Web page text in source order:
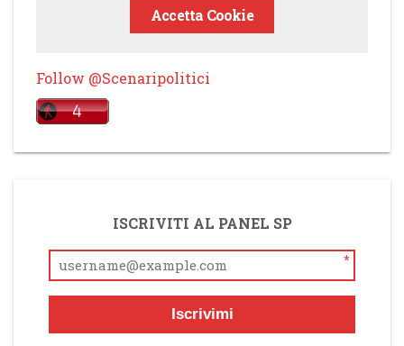
Accetta Cookie
Follow @Scenaripolitici
ISCRIVITI AL PANEL SP
*
Iscrivimi